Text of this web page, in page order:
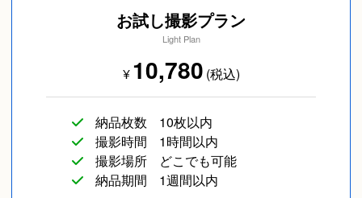
お試し撮影プラン
Light Plan
¥10,780 (税込)
納品枚数
10枚以内
撮影時間
1時間以内
撮影場所
どこでも可能
納品期間
1週間以内